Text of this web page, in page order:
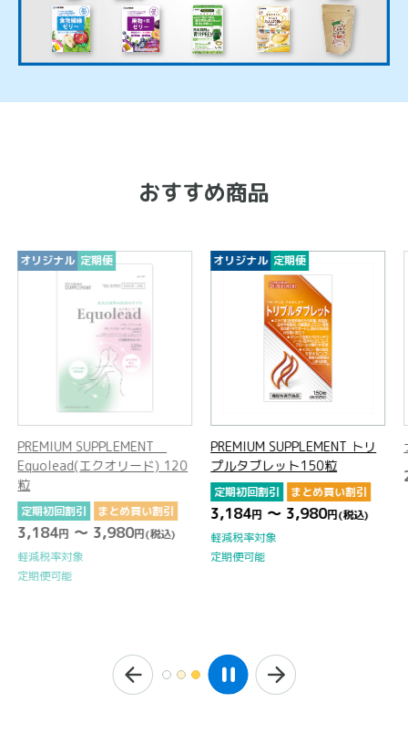
おすすめ商品
オリード) 120
まとめ買い割引
円(税込)
オリジナル
PREMIUM SUPPLEMENT トリ
プルタブレット150粒
まとめ買い割引
3,184円～ 3,980円(税込)
軽減税率対象
ナサリーズ
2,970